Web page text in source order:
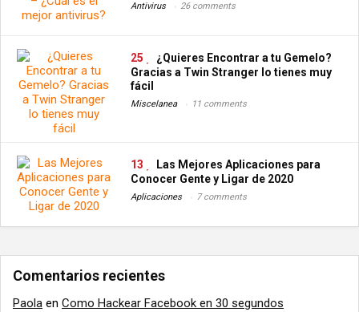
Antivirus 26 comments
25
¿Quieres Encontrar a tu Gemelo?
Gracias a Twin Stranger lo tienes muy
fácil
Miscelanea 11 comments
13
Las Mejores Aplicaciones para
Conocer Gente y Ligar de 2020
Aplicaciones 7 comments
Comentarios recientes
Paola en Como Hackear Facebook en 30 segundos